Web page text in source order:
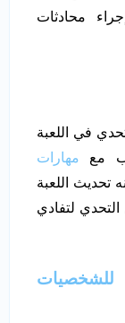
محادثات
في اللعبة
مع مهارات
تحديث اللعبة
لتفادي